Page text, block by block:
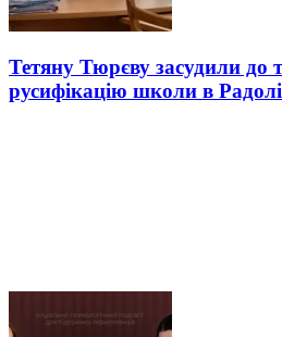
Тетяну Тюрєву засудили до
русифікацію школи в